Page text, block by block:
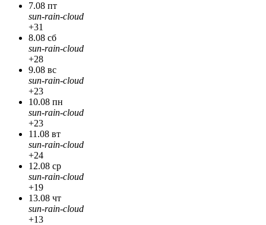
7.08 пт
sun-rain-cloud
+31
8.08 сб
sun-rain-cloud
+28
9.08 вс
sun-rain-cloud
+23
10.08 пн
sun-rain-cloud
+23
11.08 вт
sun-rain-cloud
+24
12.08 ср
sun-rain-cloud
+19
13.08 чт
sun-rain-cloud
+13